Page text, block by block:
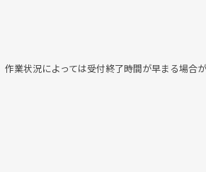
業状況によっては受付終了時間が早まる場合